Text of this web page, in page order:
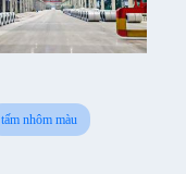
tấm nhôm màu